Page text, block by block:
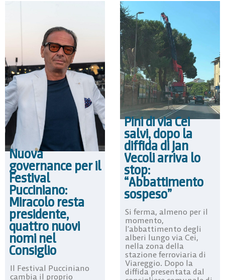
Nuova
governance per il
Festival
Pucciniano:
Miracolo resta
presidente,
quattro nuovi
nomi nel
Consiglio
Il Festival Pucciniano
cambia il proprio
Pini di via Cei
salvi, dopo la
diffida di Jan
Vecoli arriva lo
stop:
“Abbattimento
sospeso”
Si ferma, almeno per il
momento,
l’abbattimento degli
alberi lungo via Cei,
nella zona della
stazione ferroviaria di
Viareggio. Dopo la
diffida presentata dal